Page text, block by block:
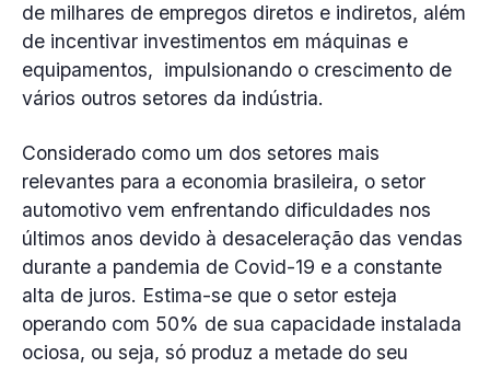
de milhares de empregos diretos e indiretos, além
de incentivar investimentos em máquinas e
equipamentos, impulsionando o crescimento de
vários outros setores da indústria.
Considerado como um dos setores mais
relevantes para a economia brasileira, o setor
automotivo vem enfrentando dificuldades nos
últimos anos devido à desaceleração das vendas
durante a pandemia de Covid-19 e a constante
alta de juros. Estima-se que o setor esteja
operando com 50% de sua capacidade instalada
ociosa, ou seja, só produz a metade do seu